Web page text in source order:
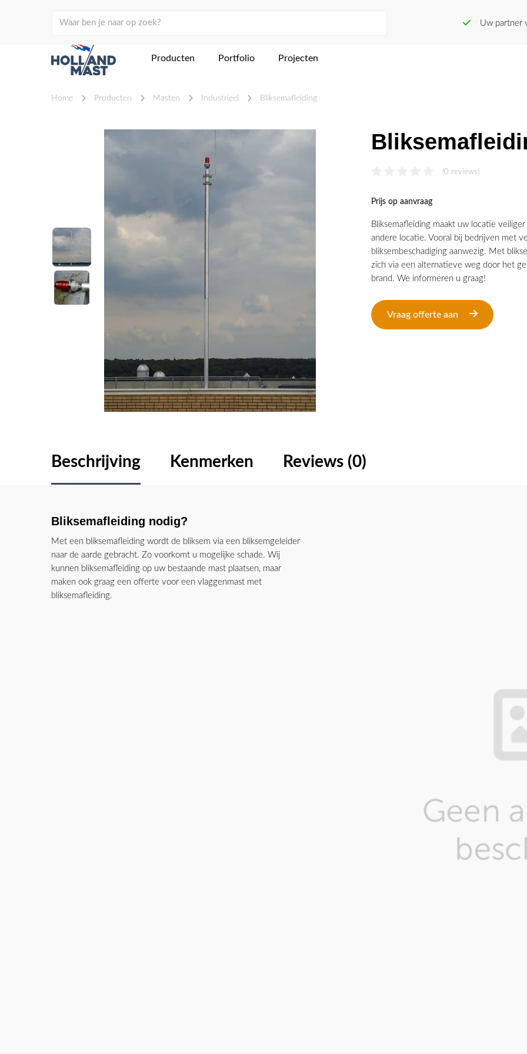
Uw partner
Producten Portfolio Projecten
Home Producten Masten Industrieel Bliksemafleiding
(0 reviews)
Prijs op aanvraag
Bliksemafleiding maakt uw locatie
andere locatie. Vooral bij bedrijven met
bliksembeschadiging aanwezig. Met
zich via een alternatieve weg door het
brand. We informeren u graag!
Vraag offerte aan
Beschrijving
Bliksemafleiding nodig?
Met een bliksemafleiding wordt de bliksem via een bliksemgeleider
naar de aarde gebracht. Zo voorkomt u mogelijke schade. Wij
kunnen bliksemafleiding op uw bestaande mast plaatsen, maar
maken ook graag een offerte voor een vlaggenmast met
bliksemafleiding.
Kenmerken Reviews (0)